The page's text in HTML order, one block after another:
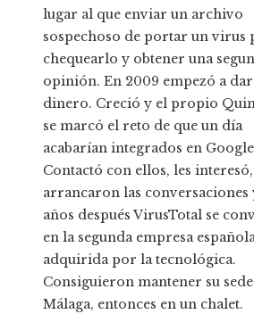
lugar al que enviar un archivo
sospechoso de portar un virus
chequearlo y obtener una
opinión. En 2009 empezó a dar
dinero. Creció y el propio
se marcó el reto de que un día
acabarían integrados en
Contactó con ellos, les interesó,
arrancaron las conversaciones
años después VirusTotal se
en la segunda empresa
adquirida por la tecnológica.
Consiguieron mantener su
Málaga, entonces en un chalet.